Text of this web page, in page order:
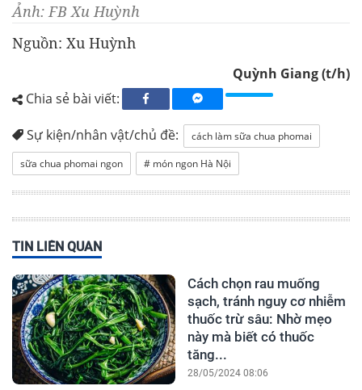
Ảnh: FB Xu Huỳnh
Nguồn: Xu Huỳnh
Quỳnh Giang (t/h)
Chia sẻ bài viết:
Sự kiện/nhân vật/chủ đề:
cách làm sữa chua phomai
sữa chua phomai ngon
# món ngon Hà Nội
TIN LIÊN QUAN
Cách chọn rau muống
sạch, tránh nguy cơ nhiễm
thuốc trừ sâu: Nhờ mẹo
này mà biết có thuốc
tăng...
28/05/2024 08:06